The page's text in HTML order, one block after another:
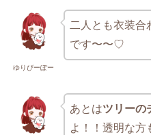
ゆりぴーぽー
二人とも衣装合
です〜〜♡
あとはツリーの
よ！！透明な